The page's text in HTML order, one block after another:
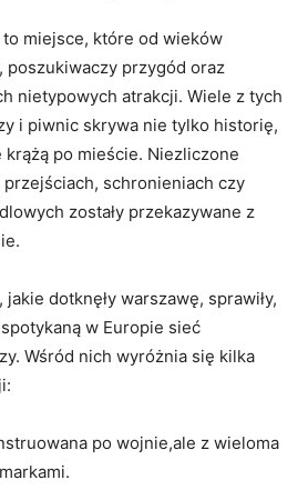
to miejsce, które od wieków
poszukiwaczy przygód oraz
nietypowych atrakcji. Wiele z tych
i piwnic skrywa nie tylko historię,
po mieście. Niezliczone
schronieniach czy
zostały przekazywane z
dotknęły warszawę, sprawiły,
w Europie sieć
Wśród nich wyróżnia się kilka
po wojnie,ale z wieloma